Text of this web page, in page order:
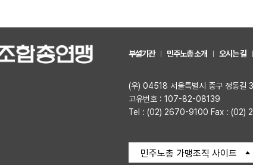
부설기관 민주노총 소개 오시는 길
(우) 04518 서울특별시 중구 정동길
고유번호 : 107-82-08139
Tel : (02) 2670-9100 Fax : (02)
민주노총 가맹조직 사이트